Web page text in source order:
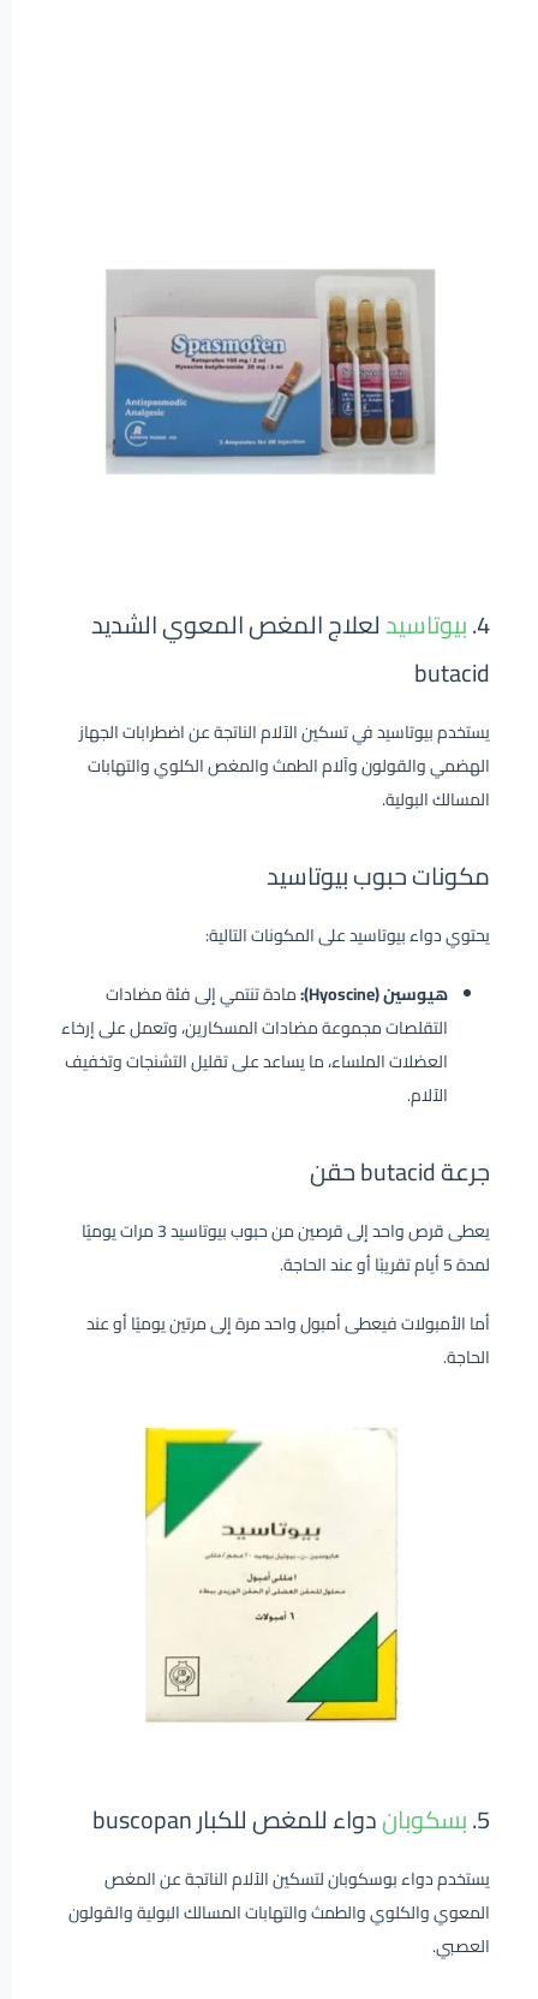
4. بيوتاسيدلعلاج المغص المعوي الشديد
butacid
يستخدم بيوتاسيد في تسكين الآلام الناتجة عن اضطرابات الجهاز
الهضمي والقولون وآلام الطمث والمغص الكلوي والتهابات
المسالك البولية.
مكونات حبوب بيوتاسيد
يحتوي دواء بيوتاسيد على المكونات التالية:
هيوسين (Hyoscine):
مادة تنتمي إلى فئة مضادات
التقلصات مجموعة مضادات المسكارين، وتعمل على إرخاء
العضلات الملساء، ما يساعد على تقليل التشنجات وتخفيف
الآلام.
جرعة butacid حقن
يعطى قرص واحد إلى قرصين من حبوب بيوتاسيد 3 مرات يوميًا
لمدة 5 أيام تقريبًا أو عند الحاجة.
أما الأمبولات فيعطى أمبول واحد مرة إلى مرتين يوميًا أو عند
الحاجة.
5. بسكوباندواء للمغص للكبار buscopan
يستخدم دواء بوسكوبان لتسكين الآلام الناتجة عن المغص
المعوي والكلوي والطمث والتهابات المسالك البولية والقولون
العصبي.